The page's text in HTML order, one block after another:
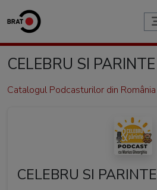
CELEBRU SI PARINTE
Catalogul Podcasturilor din România
CELEBRU SI PARINTE